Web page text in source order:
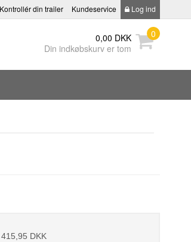
Log ind
Kontrollér din trailer Kundeservice
0,00 DKK
Din indkøbskurv er tom
0
415,95 DKK